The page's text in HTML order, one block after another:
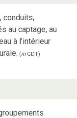
conduits,
au captage, au
à l’intérieur
(inGDT)